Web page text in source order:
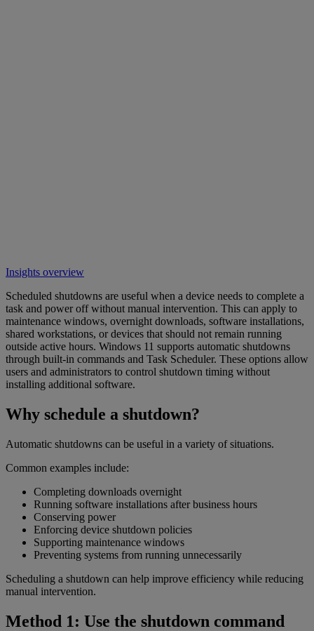
Insights overview
Scheduled shutdowns are useful when a device needs to complete a
task and power off without manual intervention. This can apply to
maintenance windows, overnight downloads, software installations,
shared workstations, or devices that should not remain running
outside active hours. Windows 11 supports automatic shutdowns
through built-in commands and Task Scheduler. These options allow
users and administrators to control shutdown timing without
installing additional software.
Why schedule a shutdown?
Automatic shutdowns can be useful in a variety of situations.
Common examples include:
Completing downloads overnight
Running software installations after business hours
Conserving power
Enforcing device shutdown policies
Supporting maintenance windows
Preventing systems from running unnecessarily
Scheduling a shutdown can help improve efficiency while reducing
manual intervention.
Method 1: Use the shutdown command